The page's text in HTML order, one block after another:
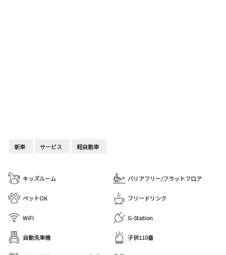
新車 サービス 軽自動車
キッズルーム バリアフリー/フラットフロア
ペットOK フリードリンク
WiFi G-Station
自動洗車機 子供110番